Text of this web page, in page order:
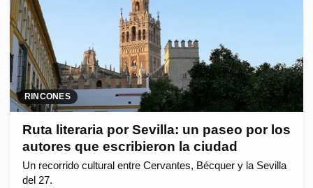
RINCONES
Ruta literaria por Sevilla: un paseo por los
autores que escribieron la ciudad
Un recorrido cultural entre Cervantes, Bécquer y la Sevilla
del 27.